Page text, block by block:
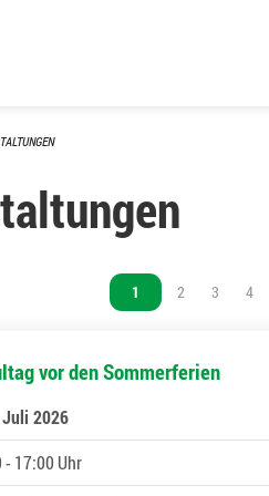
Vous êtes sur la page
1 Vous êtes sur la
2 Vous
3 4
vor den Sommerferien
2026
- 17:00 Uhr